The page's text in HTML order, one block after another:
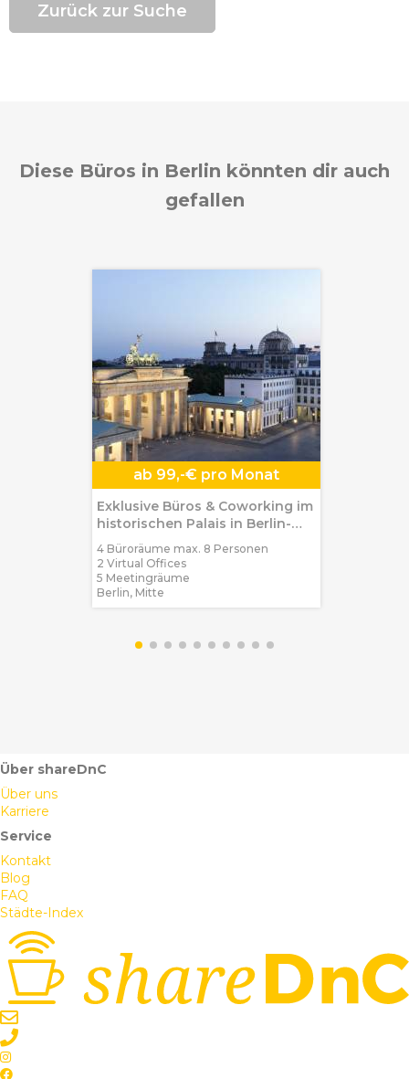
Zurück zur Suche
Diese Büros in Berlin könnten dir auch
gefallen
ab 99,-€ pro Monat
Exklusive Büros & Coworking im
historischen Palais in Berlin-
Mitte
4 Büroräume max. 8 Personen
2 Virtual Offices
5 Meetingräume
Berlin, Mitte
Über shareDnC
Über uns
Karriere
Service
Kontakt
Blog
FAQ
Städte-Index